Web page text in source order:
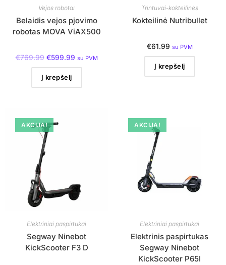
Vejos robotai
Belaidis vejos pjovimo
robotas MOVA ViAX500
€769.99 €599.99 su PVM
Į krepšelį
Trintuvai-kokteilinės
Kokteilinė Nutribullet
€61.99 su PVM
Į krepšelį
AKCIJA!
Elektriniai paspirtukai
Segway Ninebot
KickScooter F3 D
AKCIJA!
Elektriniai paspirtukai
Elektrinis paspirtukas
Segway Ninebot
KickScooter P65I